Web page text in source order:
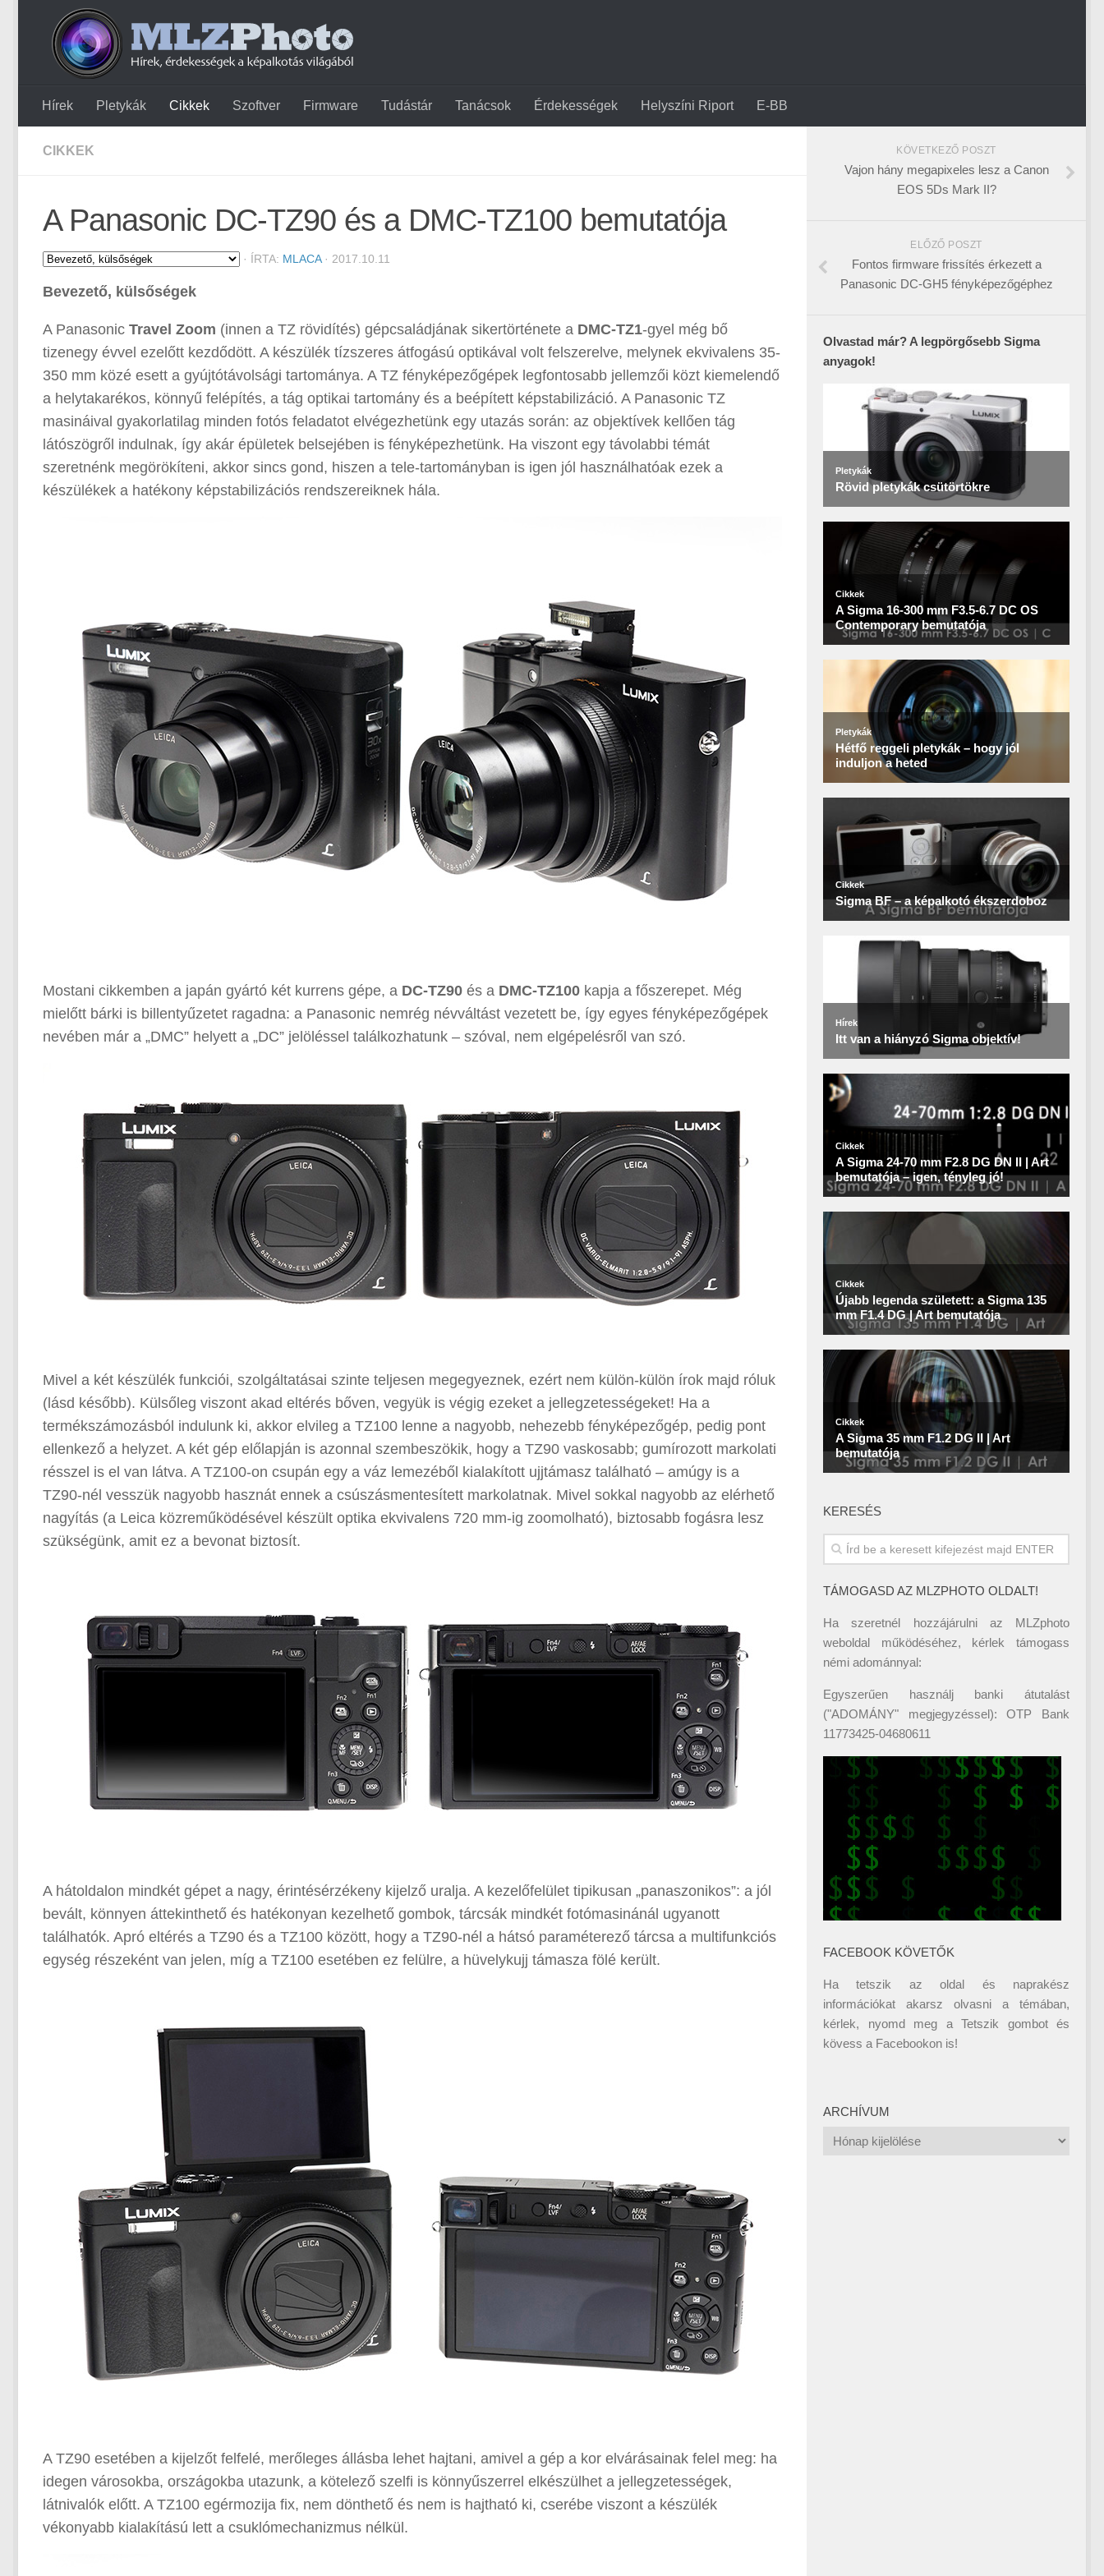
Hírek Pletykák Cikkek Szoftver Firmware Tudástár Tanácsok Érdekességek Helyszíni Riport E-BB
CIKKEK
A Panasonic DC-TZ90 és a DMC-TZ100 bemutatója
· ÍRTA: MLACA· 2017.10.11
Bevezető, külsőségek
A Panasonic Travel Zoom (innen a TZ rövidítés) gépcsaládjának sikertörténete a DMC-TZ1-gyel még bő
tizenegy évvel ezelőtt kezdődött. A készülék tízszeres átfogású optikával volt felszerelve, melynek ekvivalens 35-
350 mm közé esett a gyújtótávolsági tartománya. A TZ fényképezőgépek legfontosabb jellemzői közt kiemelendő
a helytakarékos, könnyű felépítés, a tág optikai tartomány és a beépített képstabilizáció. A Panasonic TZ
masináival gyakorlatilag minden fotós feladatot elvégezhetünk egy utazás során: az objektívek kellően tág
látószögről indulnak, így akár épületek belsejében is fényképezhetünk. Ha viszont egy távolabbi témát
szeretnénk megörökíteni, akkor sincs gond, hiszen a tele-tartományban is igen jól használhatóak ezek a
készülékek a hatékony képstabilizációs rendszereiknek hála.
Mostani cikkemben a japán gyártó két kurrens gépe, a DC-TZ90 és a DMC-TZ100 kapja a főszerepet. Még
mielőtt bárki is billentyűzetet ragadna: a Panasonic nemrég névváltást vezetett be, így egyes fényképezőgépek
nevében már a „DMC” helyett a „DC” jelöléssel találkozhatunk – szóval, nem elgépelésről van szó.
Mivel a két készülék funkciói, szolgáltatásai szinte teljesen megegyeznek, ezért nem külön-külön írok majd róluk
(lásd később). Külsőleg viszont akad eltérés bőven, vegyük is végig ezeket a jellegzetességeket! Ha a
termékszámozásból indulunk ki, akkor elvileg a TZ100 lenne a nagyobb, nehezebb fényképezőgép, pedig pont
ellenkező a helyzet. A két gép előlapján is azonnal szembeszökik, hogy a TZ90 vaskosabb; gumírozott markolati
résszel is el van látva. A TZ100-on csupán egy a váz lemezéből kialakított ujjtámasz található – amúgy is a
TZ90-nél vesszük nagyobb hasznát ennek a csúszásmentesített markolatnak. Mivel sokkal nagyobb az elérhető
nagyítás (a Leica közreműködésével készült optika ekvivalens 720 mm-ig zoomolható), biztosabb fogásra lesz
szükségünk, amit ez a bevonat biztosít.
A hátoldalon mindkét gépet a nagy, érintésérzékeny kijelző uralja. A kezelőfelület tipikusan „panaszonikos”: a jól
bevált, könnyen áttekinthető és hatékonyan kezelhető gombok, tárcsák mindkét fotómasinánál ugyanott
találhatók. Apró eltérés a TZ90 és a TZ100 között, hogy a TZ90-nél a hátsó paraméterező tárcsa a multifunkciós
egység részeként van jelen, míg a TZ100 esetében ez felülre, a hüvelykujj támasza fölé került.
A TZ90 esetében a kijelzőt felfelé, merőleges állásba lehet hajtani, amivel a gép a kor elvárásainak felel meg: ha
idegen városokba, országokba utazunk, a kötelező szelfi is könnyűszerrel elkészülhet a jellegzetességek,
látnivalók előtt. A TZ100 egérmozija fix, nem dönthető és nem is hajtható ki, cserébe viszont a készülék
vékonyabb kialakítású lett a csuklómechanizmus nélkül.
KÖVETKEZŐ POSZT
Vajon hány megapixeles lesz a Canon
EOS 5Ds Mark II?
ELŐZŐ POSZT
Fontos firmware frissítés érkezett a
Panasonic DC-GH5 fényképezőgéphez
Olvastad már? A legpörgősebb Sigma
anyagok!
KERESÉS
TÁMOGASD AZ MLZPHOTO OLDALT!
Ha szeretnél hozzájárulni az MLZphoto
weboldal működéséhez, kérlek támogass
némi adománnyal:
Egyszerűen használj banki átutalást
("ADOMÁNY" megjegyzéssel): OTP Bank
11773425-04680611
FACEBOOK KÖVETŐK
Ha tetszik az oldal és naprakész
információkat akarsz olvasni a témában,
kérlek, nyomd meg a Tetszik gombot és
kövess a Facebookon is!
ARCHÍVUM
Archívum